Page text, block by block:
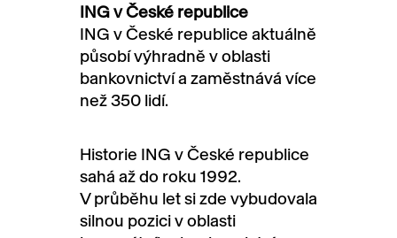
ING v České republice
ING v České republice aktuálně
působí výhradně v oblasti
bankovnictví a zaměstnává více
než 350 lidí.
Historie ING v České republice
sahá až do roku 1992.
V průběhu let si zde vybudovala
silnou pozici v oblasti